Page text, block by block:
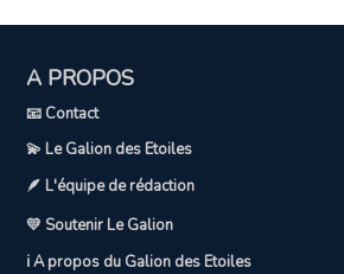
A PROPOS
📧 Contact
💫 Le Galion des Etoiles
🪶 L'équipe de rédaction
💛 Soutenir Le Galion
ℹ️ A propos du Galion des Etoiles